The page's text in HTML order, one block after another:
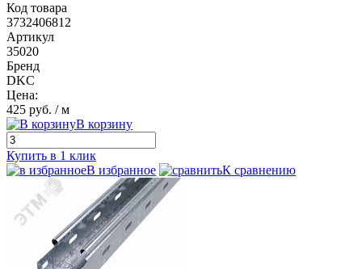
Код товара
3732406812
Артикул
35020
Бренд
DKC
Цена:
425 руб. / м
В корзину
Купить в 1 клик
В избранное
К сравнению